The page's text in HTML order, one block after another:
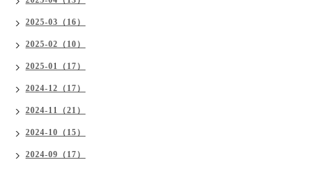
2025-03（16）
2025-02（10）
2025-01（17）
2024-12（17）
2024-11（21）
2024-10（15）
2024-09（17）